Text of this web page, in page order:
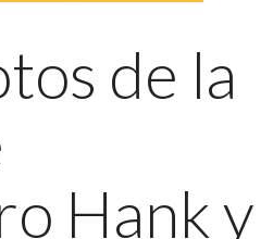
de la
Hank y